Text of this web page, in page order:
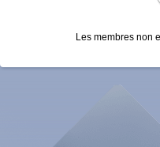
Les membres non